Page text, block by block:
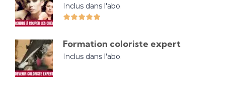
Inclus dans l'abo.
Formation coloriste expert
Inclus dans l'abo.